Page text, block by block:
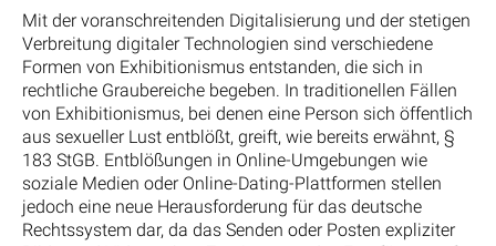
Mit der voranschreitenden Digitalisierung und der stetigen
Verbreitung digitaler Technologien sind verschiedene
Formen von Exhibitionismus entstanden, die sich in
rechtliche Graubereiche begeben. In traditionellen Fällen
von Exhibitionismus, bei denen eine Person sich öffentlich
aus sexueller Lust entblößt, greift, wie bereits erwähnt, §
183 StGB. Entblößungen in Online-Umgebungen wie
soziale Medien oder Online-Dating-Plattformen stellen
jedoch eine neue Herausforderung für das deutsche
Rechtssystem dar, da das Senden oder Posten expliziter